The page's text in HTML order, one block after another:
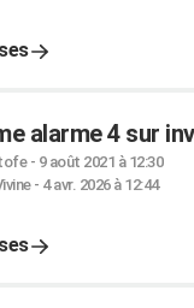
alarme 4 sur
- 9 août 2021 à 12:30
- 4 avr. 2026 à 12:44